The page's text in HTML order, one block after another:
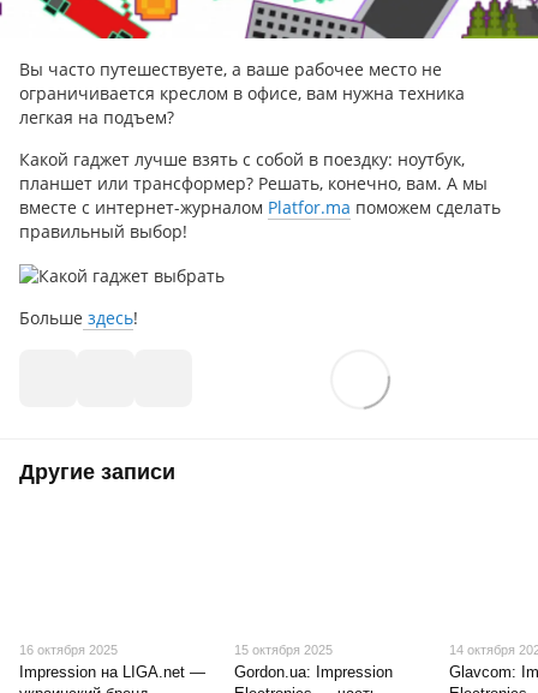
Вы часто путешествуете, а ваше рабочее место не
ограничивается креслом в офисе, вам нужна техника
легкая на подъем?
Какой гаджет лучше взять с собой в поездку: ноутбук,
планшет или трансформер? Решать, конечно, вам. А мы
вместе с интернет-журналом Platfor.ma поможем сделать
правильный выбор!
Больше здесь!
Другие записи
16 октября 2025
Impression на LIGA.net —
15 октября 2025
Gordon.ua: Impression
14 октября
Glavcom: